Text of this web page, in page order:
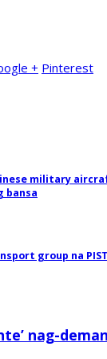
+ Pinterest
military
bansa
group na
nag-